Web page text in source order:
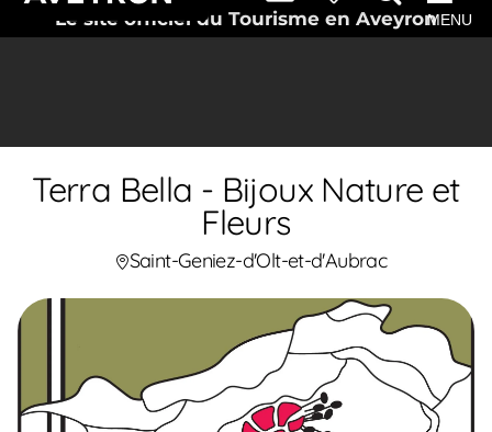
Le site officiel du Tourisme en AveyronMENU
Terra Bella - Bijoux Nature et
Fleurs
Saint-Geniez-d'Olt-et-d'Aubrac